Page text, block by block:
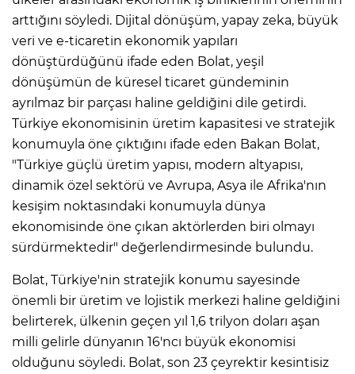
arttığını söyledi. Dijital dönüşüm, yapay zeka, büyük
veri ve e-ticaretin ekonomik yapıları
dönüştürdüğünü ifade eden Bolat, yeşil
dönüşümün de küresel ticaret gündeminin
ayrılmaz bir parçası haline geldiğini dile getirdi.
Türkiye ekonomisinin üretim kapasitesi ve stratejik
konumuyla öne çıktığını ifade eden Bakan Bolat,
"Türkiye güçlü üretim yapısı, modern altyapısı,
dinamik özel sektörü ve Avrupa, Asya ile Afrika'nın
kesişim noktasındaki konumuyla dünya
ekonomisinde öne çıkan aktörlerden biri olmayı
sürdürmektedir" değerlendirmesinde bulundu.
Bolat, Türkiye'nin stratejik konumu sayesinde
önemli bir üretim ve lojistik merkezi haline geldiğini
belirterek, ülkenin geçen yıl 1,6 trilyon doları aşan
milli gelirle dünyanın 16'ncı büyük ekonomisi
olduğunu söyledi. Bolat, son 23 çeyrektir kesintisiz